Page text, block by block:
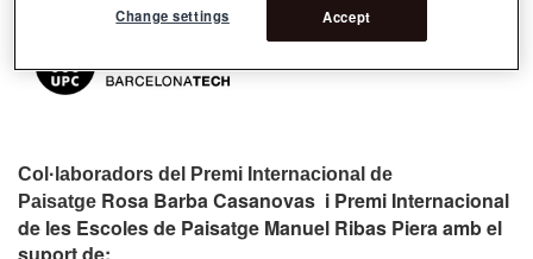
Col·laboradors del Premi Internacional de
Paisatge Rosa Barba Casanovas i Premi Internacional
de les Escoles de Paisatge Manuel Ribas Piera amb el
Accept
Change settings